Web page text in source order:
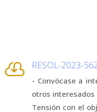
 RESOL-2023-
- Convócase a
otros interesados
Tensión con el